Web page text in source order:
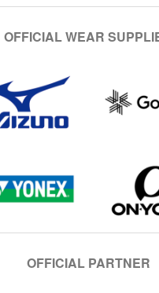
OFFICIAL WEAR
OFFICIAL PARTNER